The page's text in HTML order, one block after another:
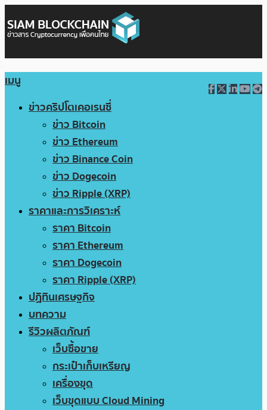
เมนู
ข่าวคริปโตเคอเรนซี่
ข่าว Bitcoin
ข่าว Ethereum
ข่าว Binance Coin
ข่าว Dogecoin
ข่าว Ripple (XRP)
ราคาและการวิเคราะห์
ราคา Bitcoin
ราคา Ethereum
ราคา Dogecoin
ราคา Ripple (XRP)
ปฏิทินเศรษฐกิจ
บทความ
รีวิวผลิตภัณฑ์
เว็บซื้อขาย
กระเป๋าเก็บเหรียญ
เครื่องขุด
เว็บขุดแบบ Cloud Mining